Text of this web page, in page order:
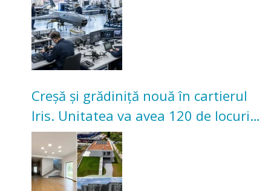
Creșă și grădiniță nouă în cartierul
Iris. Unitatea va avea 120 de locuri
pentru copii